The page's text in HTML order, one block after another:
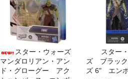
スター・ウォーズ
マンダロリアン・アン
ド・グローグー アク
スター
ズ ブラック
ズ 6" エン